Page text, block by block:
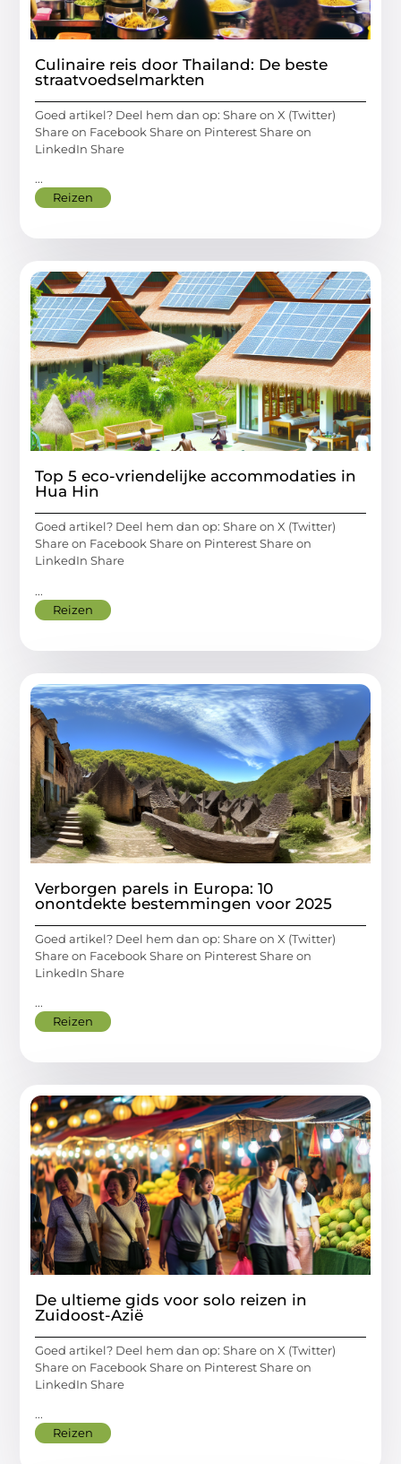
Culinaire reis door Thailand: De beste
straatvoedselmarkten
Goed artikel? Deel hem dan op: Share on X (Twitter)
Share on Facebook Share on Pinterest Share on
LinkedIn Share
...
Reizen
Top 5 eco-vriendelijke accommodaties in
Hua Hin
Goed artikel? Deel hem dan op: Share on X (Twitter)
Share on Facebook Share on Pinterest Share on
LinkedIn Share
...
Reizen
Verborgen parels in Europa: 10
onontdekte bestemmingen voor 2025
Goed artikel? Deel hem dan op: Share on X (Twitter)
Share on Facebook Share on Pinterest Share on
LinkedIn Share
...
Reizen
De ultieme gids voor solo reizen in
Zuidoost-Azië
Goed artikel? Deel hem dan op: Share on X (Twitter)
Share on Facebook Share on Pinterest Share on
LinkedIn Share
...
Reizen